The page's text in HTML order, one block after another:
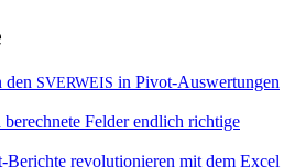
den SVERWEIS in Pivot-Auswertungen
Felder endlich richtige
Berichte revolutionieren mit dem Excel